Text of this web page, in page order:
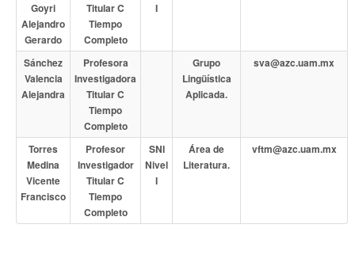
Goyri
Alejandro
Gerardo
Titular C
Tiempo
Completo
I
Sánchez
Valencia
Alejandra
Profesora
Investigadora
Titular C
Tiempo
Completo
Grupo
Lingüística
Aplicada.
sva@azc.uam.mx
Torres
Medina
Vicente
Francisco
Profesor
Investigador
Titular C
Tiempo
Completo
SNI
Nivel
I
Área de
Literatura.
vftm@azc.uam.mx